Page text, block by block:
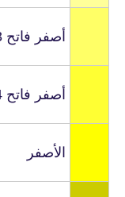
أصفر فاتح 3
أصفر فاتح 4
الأصفر